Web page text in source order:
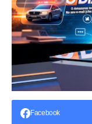
Facebook